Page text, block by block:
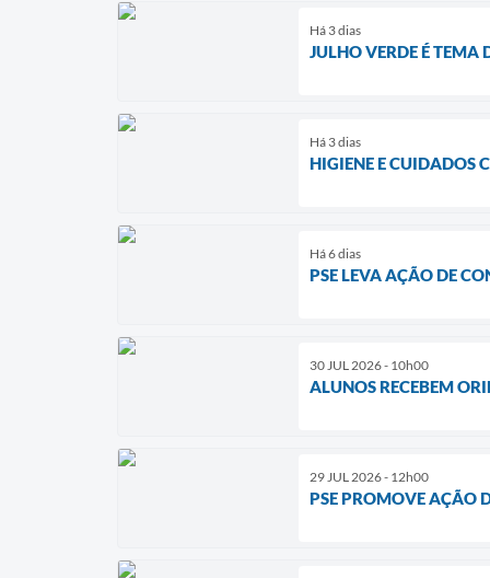
Há 3 dias
JULHO VERDE É TEMA
Há 3 dias
HIGIENE E CUIDADOS
Há 6 dias
PSE LEVA AÇÃO DE
30 JUL 2026 - 10h00
ALUNOS RECEBEM
29 JUL 2026 - 12h00
PSE PROMOVE AÇÃO